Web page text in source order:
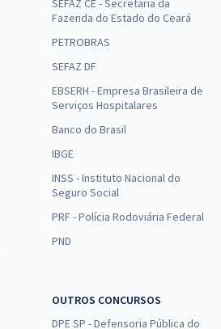
SEFAZ CE - Secretaria da
Fazenda do Estado do Ceará
PETROBRAS
SEFAZ DF
EBSERH - Empresa Brasileira de
Serviços Hospitalares
Banco do Brasil
IBGE
INSS - Instituto Nacional do
Seguro Social
PRF - Polícia Rodoviária Federal
PND
OUTROS CONCURSOS
DPE SP - Defensoria Pública do